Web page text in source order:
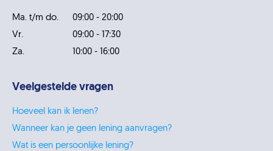
Ma. t/m do.
09:00 - 20:00
Vr.
09:00 - 17:30
Za.
10:00 - 16:00
Veelgestelde vragen
Hoeveel kan ik lenen?
Wanneer kan je geen lening aanvragen?
Wat is een persoonlijke lening?